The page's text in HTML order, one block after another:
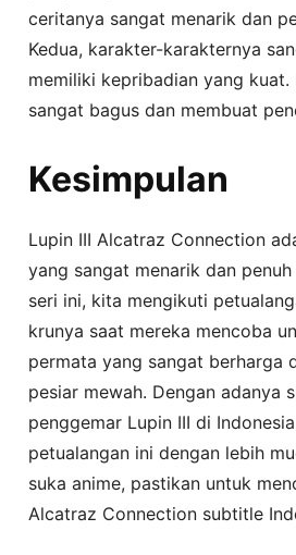
ceritanya sangat menarik dan
Kedua, karakter-karakternya
memiliki kepribadian yang kuat.
sangat bagus dan membuat
Kesimpulan
Lupin III Alcatraz Connection
yang sangat menarik dan
seri ini, kita mengikuti
krunya saat mereka mencoba
permata yang sangat berharga
pesiar mewah. Dengan adanya
penggemar Lupin III di
petualangan ini dengan lebih
suka anime, pastikan untuk
Alcatraz Connection subtitle